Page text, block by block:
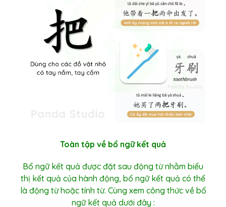
Toàn tập về bổ ngữ kết quả
Bổ ngữ kết quả được đặt sau động từ nhằm biểu
thị kết quả của hành động, bổ ngữ kết quả có thể
là động từ hoặc tính từ. Cùng xem công thức về bổ
ngữ kết quả dưới đây :